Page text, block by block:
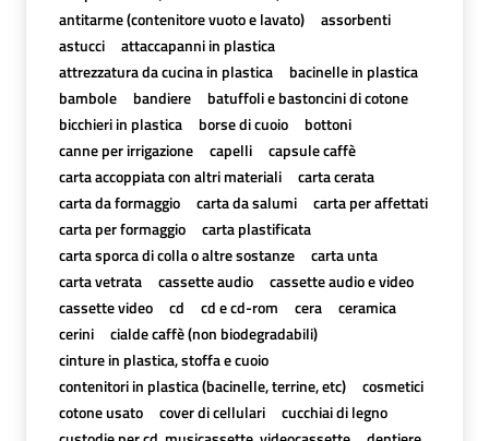
antitarme (contenitore vuoto e lavato)
assorbenti
astucci
attaccapanni in plastica
attrezzatura da cucina in plastica
bacinelle in plastica
bambole
bandiere
batuffoli e bastoncini di cotone
bicchieri in plastica
borse di cuoio
bottoni
canne per irrigazione
capelli
capsule caffè
carta accoppiata con altri materiali
carta cerata
carta da formaggio
carta da salumi
carta per affettati
carta per formaggio
carta plastificata
carta sporca di colla o altre sostanze
carta unta
carta vetrata
cassette audio
cassette audio e video
cassette video
cd cd e cd-rom cera
ceramica
cerini
cialde caffè (non biodegradabili)
cinture in plastica, stoffa e cuoio
contenitori in plastica (bacinelle, terrine, etc)
cosmetici
cotone usato
cover di cellulari
cucchiai di legno